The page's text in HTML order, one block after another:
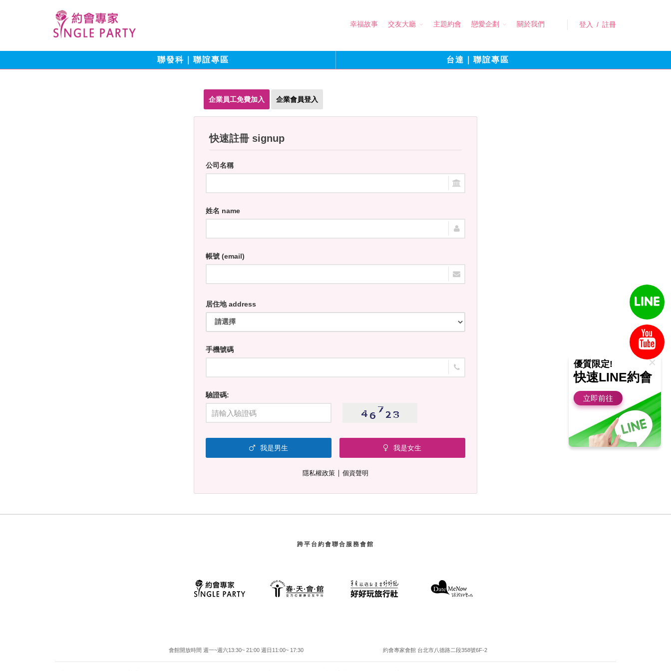
登入 / 註冊
幸福故事 交友大廳 主題約會 戀愛企劃 關於我們
聯發科｜聯誼專區 台達｜聯誼專區
企業員工免費加入 企業會員登入
快速註冊 signup
公司名稱
姓名 name
帳號 (email)
居住地 address
手機號碼
驗證碼:
我是男生 我是女生
隱私權政策∣ 個資聲明
跨平台約會聯合服務會館
會館開放時間 週一~週六13:30~ 21:00 週日11:00~ 17:30 約會專家會館 台北市八德路二段358號6F-2
優質限定!
快速LINE約會
立即前往